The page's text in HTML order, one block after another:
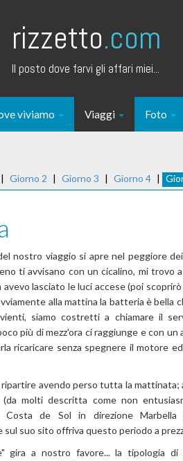
rizzetto.com
Il posto dove farvi gli affari miei...
viviamo Viaggi Foto
| Giorno 2 | Giorno 3 | Giorno 4 |
nostro viaggio si apre nel peggiore
ti avvisano con un cicalino, mi
avevo lasciato le luci accese (poi
alla mattina la batteria è
siamo costretti a chiamare il
più di mezz'ora ci raggiunge e con
ricaricare senza spegnere il motore
avendo perso tutta la mattinata;
(da molti descritta come non
Costa de Sol in direzione
sul suo sito offriva questo periodo a
gira a nostro favore... la tipologia di